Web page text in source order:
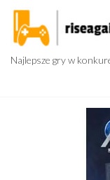
Przejdź
treści
Najlepsze gry w